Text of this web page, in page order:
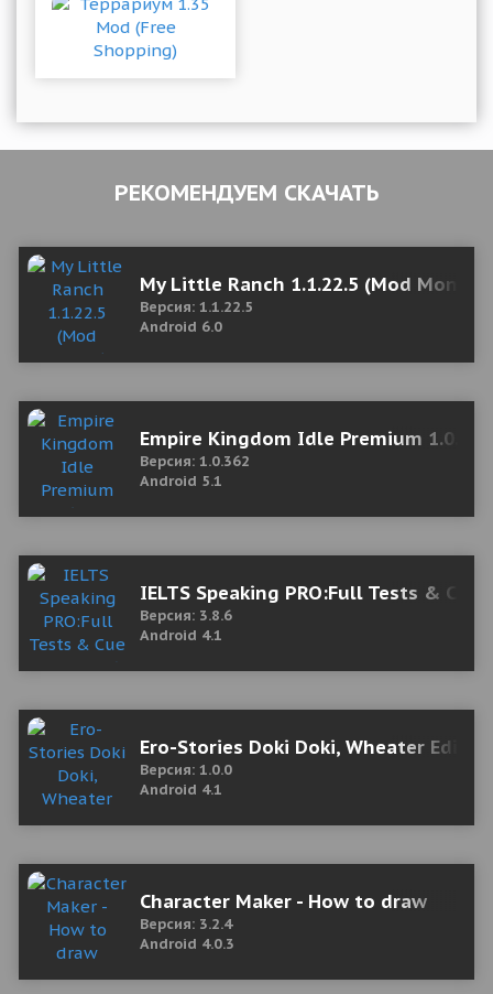
РЕКОМЕНДУЕМ СКАЧАТЬ
My Little Ranch 1.1.22.5 (Mod Money)
Версия: 1.1.22.5
Android 6.0
Empire Kingdom Idle Premium
Версия: 1.0.362
Android 5.1
IELTS Speaking PRO:Full Tests &
Версия: 3.8.6
Android 4.1
Ero-Stories Doki Doki, Wheater
Версия: 1.0.0
Android 4.1
Character Maker - How to draw
Версия: 3.2.4
Android 4.0.3